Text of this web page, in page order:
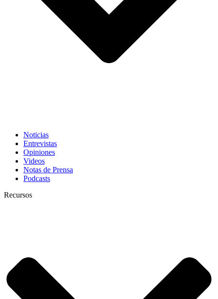
Noticias
Entrevistas
Opiniones
Videos
Notas de Prensa
Podcasts
Recursos